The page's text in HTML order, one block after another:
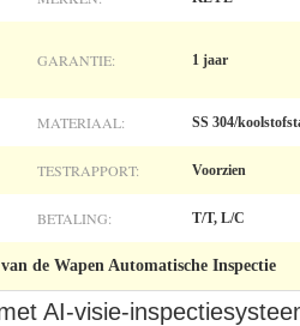
GARANTIE: 1 jaar
MATERIAAL: SS 304/
TESTRAPPORT: Voorzien
BETALING: T/T, L/C
de Wapen Automatische Inspectie
AI-visie-